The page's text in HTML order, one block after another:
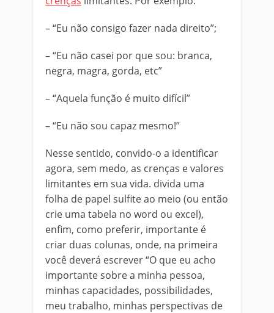
– “Eu não consigo fazer nada direito”;
– “Eu não casei por que sou: branca,
negra, magra, gorda, etc”
– “Aquela função é muito difícil”
– “Eu não sou capaz mesmo!”
Nesse sentido, convido-o a identificar
agora, sem medo, as crenças e valores
limitantes em sua vida. divida uma
folha de papel sulfite ao meio (ou então
crie uma tabela no word ou excel),
enfim, como preferir, importante é
criar duas colunas, onde, na primeira
você deverá escrever “O que eu acho
importante sobre a minha pessoa,
minhas capacidades, possibilidades,
meu trabalho, minhas perspectivas de